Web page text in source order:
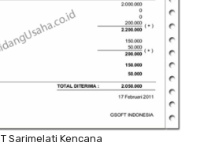
Sarimelati Kencana